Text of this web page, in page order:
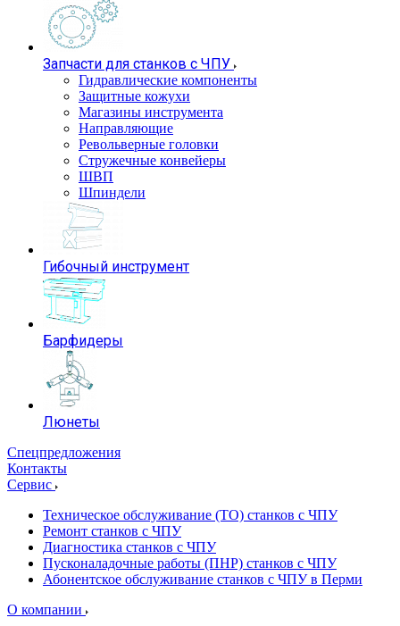
Запчасти для станков с ЧПУ
Гидравлические компоненты
Защитные кожухи
Магазины инструмента
Направляющие
Револьверные головки
Стружечные конвейеры
ШВП
Шпиндели
Гибочный инструмент
Барфидеры
Люнеты
Спецпредложения
Контакты
Сервис
Техническое обслуживание (ТО) станков с ЧПУ
Ремонт станков с ЧПУ
Диагностика станков с ЧПУ
Пусконаладочные работы (ПНР) станков с ЧПУ
Абонентское обслуживание станков с ЧПУ в Перми
О компании